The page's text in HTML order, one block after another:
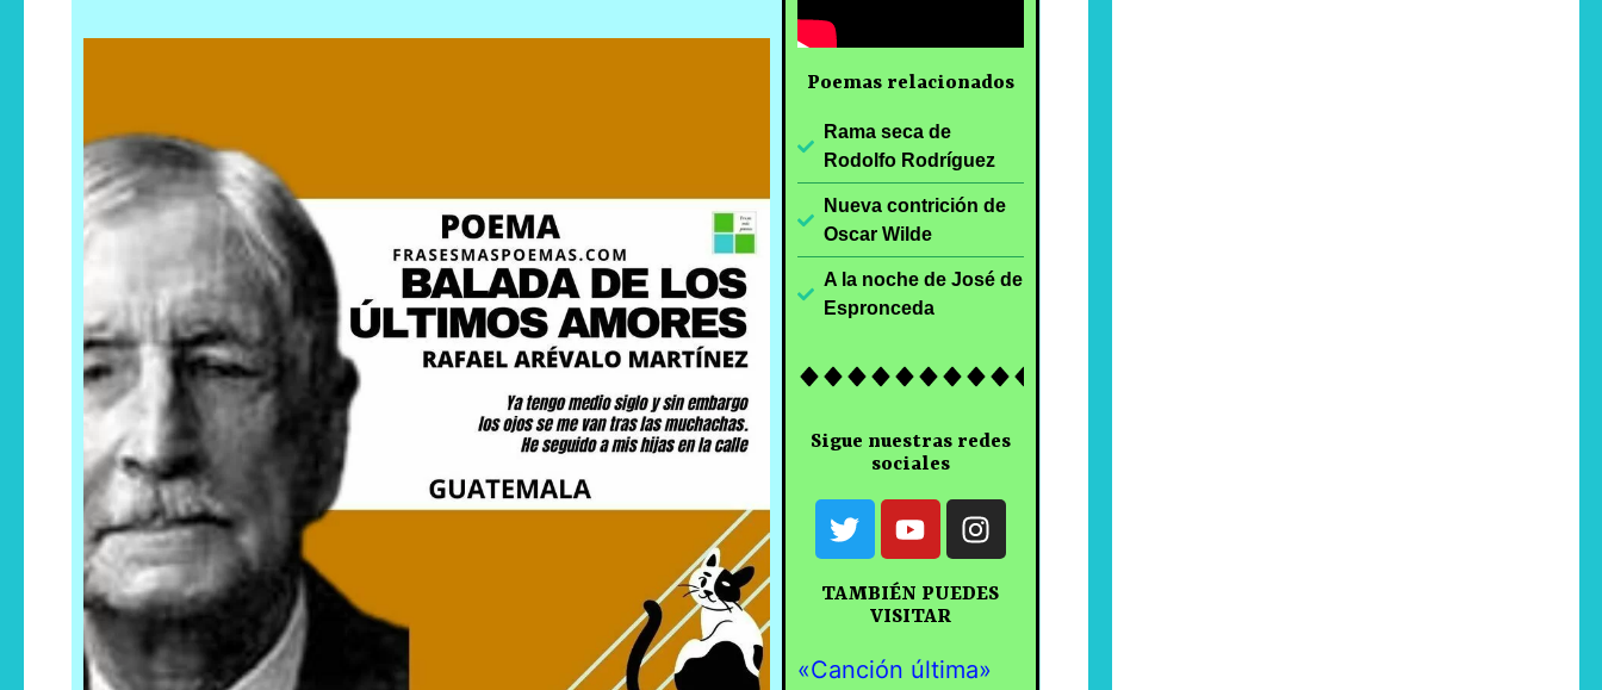
Poemas relacionados
Rama seca de
Rodolfo Rodríguez
Nueva contrición de
Oscar Wilde
A la noche de José de
Espronceda
Sigue nuestras redes
sociales
TAMBIÉN PUEDES
VISITAR
«Canción última»